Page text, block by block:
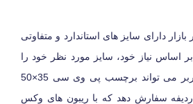
دارای سایز های استاندارد و متفاوتی
اساس نیاز خود، سایز مورد نظر خود را
انتخاب می کنند. مثلاً کاربر می تواند برچسب پی وی سی 35×50
ردیفه سفارش دهد که با ریبون های وکس